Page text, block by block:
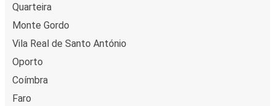
Quarteira
Monte Gordo
Vila Real de Santo António
Oporto
Coímbra
Faro